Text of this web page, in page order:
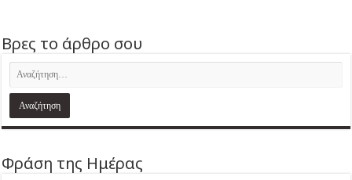
Βρες το άρθρο σου
Φράση της Ημέρας